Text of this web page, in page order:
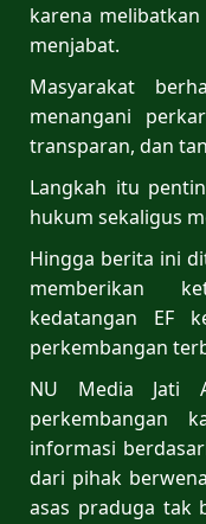
karena
menjabat.
Masyarakat
menangani
transparan, dan
Langkah itu
hukum sekaligus
Hingga berita ini
memberikan
kedatangan EF
perkembangan
NU Media Jati
perkembangan
informasi
dari pihak
asas praduga tak